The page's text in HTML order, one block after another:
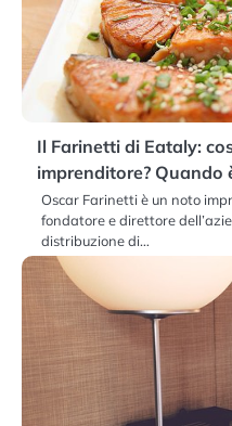
Il Farinetti di Eataly:
imprenditore? Quando
Oscar Farinetti è un noto
fondatore e direttore
distribuzione di…